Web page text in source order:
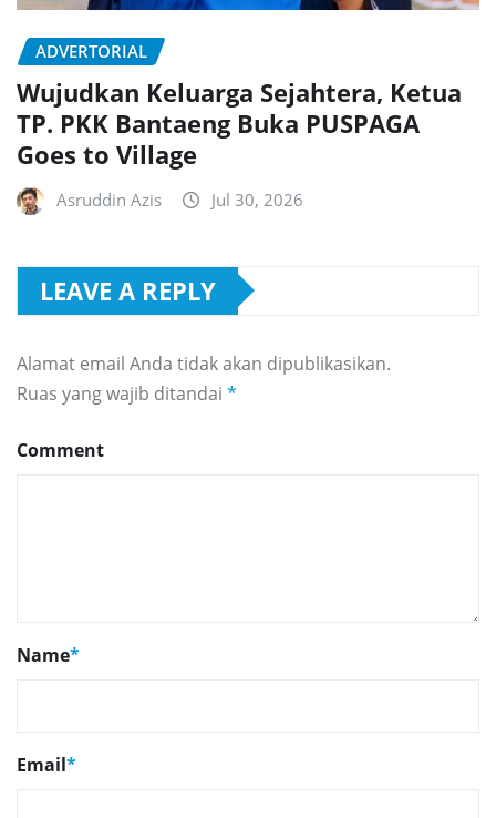
ADVERTORIAL
Wujudkan Keluarga Sejahtera, Ketua
TP. PKK Bantaeng Buka PUSPAGA
Goes to Village
Asruddin Azis Jul 30, 2026
LEAVE A REPLY
Alamat email Anda tidak akan dipublikasikan.
Ruas yang wajib ditandai *
Comment
Name*
Email*